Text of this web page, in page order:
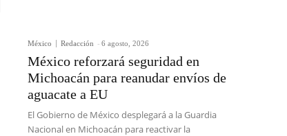
México Redacción - 6 agosto, 2026
México reforzará seguridad en
Michoacán para reanudar envíos de
aguacate a EU
El Gobierno de México desplegará a la Guardia
Nacional en Michoacán para reactivar la